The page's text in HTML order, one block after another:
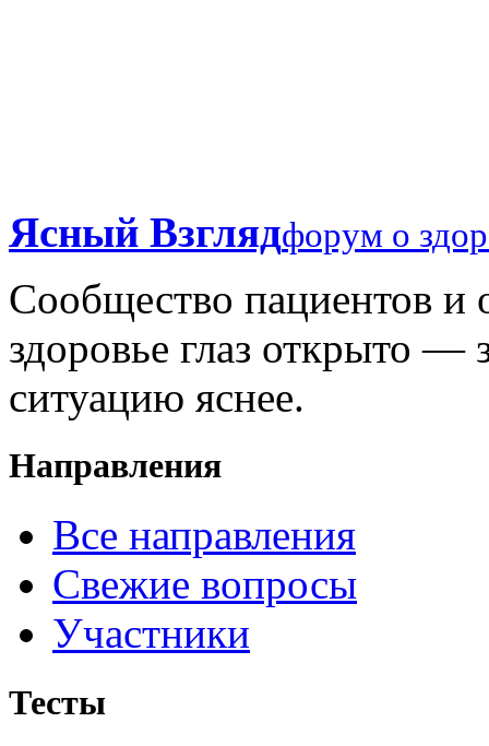
Ясный Взглядфорум о
Сообщество пациентов и
здоровье глаз открыто —
ситуацию яснее.
Направления
Все направления
Свежие вопросы
Участники
Тесты